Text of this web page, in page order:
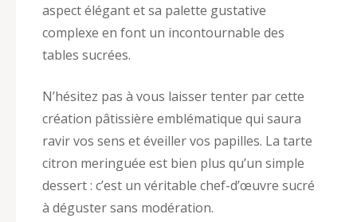
aspect élégant et sa palette gustative
complexe en font un incontournable des
tables sucrées.
N’hésitez pas à vous laisser tenter par cette
création pâtissière emblématique qui saura
ravir vos sens et éveiller vos papilles. La tarte
citron meringuée est bien plus qu’un simple
dessert : c’est un véritable chef-d’œuvre sucré
à déguster sans modération.